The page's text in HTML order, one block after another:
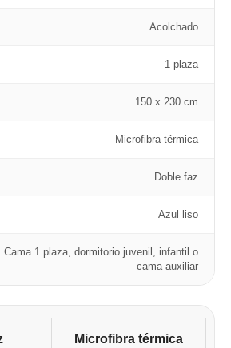
Acolchado
1 plaza
150 x 230 cm
Microfibra térmica
Doble faz
Azul liso
Cama 1 plaza, dormitorio juvenil, infantil o
cama auxiliar
Microfibra térmica